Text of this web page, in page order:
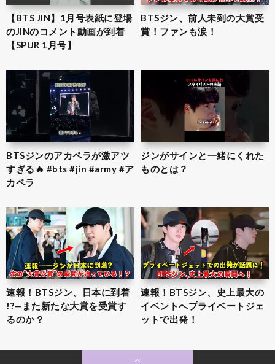
【BTS JIN】1月号表紙に登場
のJINのコメント動画が到着
【SPUR 1月号】
BTSジン、前人未到の大賞受
賞！ファンも涙！
BTSジンのアカペラが激アツ
すぎる🔥 #bts #jin #army #ア
カペラ
ジンがサインと一緒にくれた
ものとは？
速報！BTSジン、日本に到着
!?—また新たな大賞を受賞す
るのか？
速報！BTSジン、史上最大の
イベントへプライベートジェ
ットで出発！